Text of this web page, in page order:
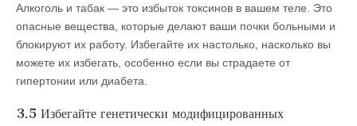
Алкоголь и табак — это избыток токсинов в вашем теле. Это
опасные вещества, которые делают ваши почки больными и
блокируют их работу. Избегайте их настолько, насколько вы
можете их избегать, особенно если вы страдаете от
гипертонии или диабета.
3.5 Избегайте генетически модифицированных